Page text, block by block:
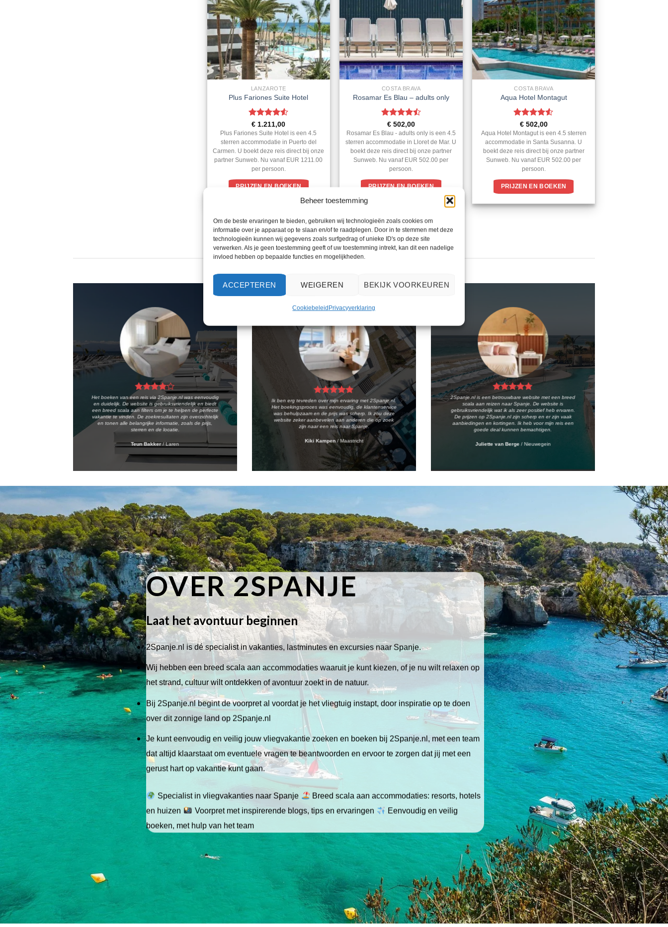
Beheer toestemming
Om de beste ervaringen te bieden, gebruiken wij technologieën zoals cookies om
informatie over je apparaat op te slaan en/of te raadplegen. Door in te stemmen met deze
technologieën kunnen wij gegevens zoals surfgedrag of unieke ID's op deze site
verwerken. Als je geen toestemming geeft of uw toestemming intrekt, kan dit een nadelige
invloed hebben op bepaalde functies en mogelijkheden.
ACCEPTEREN WEIGEREN BEKIJK VOORKEUREN
CookiebeleidPrivacyverklaring
LANZAROTE
Plus Fariones Suite Hotel
Gewaardeerd
4.5 uit 5
€ 1.211,00
Plus Fariones Suite Hotel is een 4.5
sterren accommodatie in Puerto del
Carmen. U boekt deze reis direct bij onze
partner Sunweb. Nu vanaf EUR 1211.00
per persoon.
PRIJZEN EN BOEKEN
COSTA BRAVA
Rosamar Es Blau – adults only
Gewaardeerd
4.5uit 5
€502,00
Rosamar Es Blau - adults only is een 4.5
sterren accommodatie in Lloret de Mar. U
boekt deze reis direct bij onze partner
Sunweb. Nu vanaf EUR 502.00 per
persoon.
PRIJZEN EN BOEKEN
COSTA BRAVA
Aqua Hotel Montagut
Gewaardeerd
4.5uit 5
€502,00
Aqua Hotel Montagut is een 4.5 sterren
accommodatie in Santa Susanna. U
boekt deze reis direct bij onze partner
Sunweb. Nu vanaf EUR 502.00 per
persoon.
PRIJZEN EN BOEKEN
1 2 3 4 5
WAT ZE OVER ONS ZEGGEN
Het boeken van een reis via 2Spanje.nl was eenvoudig
en duidelijk. De website is gebruiksvriendelijk en biedt
een breed scala aan filters om je te helpen de perfecte
vakantie te vinden. De zoekresultaten zijn overzichtelijk
en tonen alle belangrijke informatie, zoals de prijs,
sterren en de locatie.
Teun Bakker /Laren
Ik ben erg tevreden over mijn ervaring met 2Spanje.nl.
Het boekingsproces was eenvoudig, de klantenservice
was behulpzaam en de prijs was scherp. Ik zou deze
website zeker aanbevelen aan anderen die op zoek
zijn naar een reis naar Spanje.
Kiki Kampen /Maastricht
2Spanje.nl is een betrouwbare website met een breed
scala aan reizen naar Spanje. De website is
gebruiksvriendelijk wat ik als zeer positief heb ervaren.
De prijzen op 2Spanje.nl zijn scherp en er zijn vaak
aanbiedingen en kortingen. Ik heb voor mijn reis een
goede deal kunnen bemachtigen.
Juliette van Berge / Nieuwegein
OVER 2SPANJE
Laat het avontuur beginnen
2Spanje.nl is dé specialist in vakanties, lastminutes en excursies naar Spanje.
Wij hebben een breed scala aan accommodaties waaruit je kunt kiezen, of je nu wilt relaxen op
het strand, cultuur wilt ontdekken of avontuur zoekt in de natuur.
Bij 2Spanje.nl begint de voorpret al voordat je het vliegtuig instapt, door inspiratie op te doen
over dit zonnige land op 2Spanje.nl
Je kunt eenvoudig en veilig jouw vliegvakantie zoeken en boeken bij 2Spanje.nl, met een team
dat altijd klaarstaat om eventuele vragen te beantwoorden en ervoor te zorgen dat jij met een
gerust hart op vakantie kunt gaan.
Specialist in vliegvakanties naar Spanje
Breed scala aan accommodaties: resorts, hotels
en huizen
Voorpret met inspirerende blogs, tips en ervaringen
Eenvoudig en veilig
boeken, met hulp van het team